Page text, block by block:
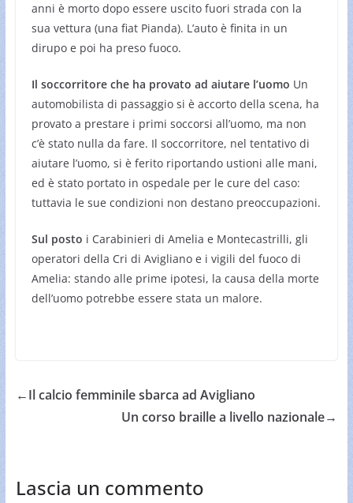
anni è morto dopo essere uscito fuori strada con la
sua vettura (una fiat Pianda). L’auto è finita in un
dirupo e poi ha preso fuoco.
Il soccorritore che ha provato ad aiutare l’uomo Un
automobilista di passaggio si è accorto della scena, ha
provato a prestare i primi soccorsi all’uomo, ma non
c’è stato nulla da fare. Il soccorritore, nel tentativo di
aiutare l’uomo, si è ferito riportando ustioni alle mani,
ed è stato portato in ospedale per le cure del caso:
tuttavia le sue condizioni non destano preoccupazioni.
Sul posto i Carabinieri di Amelia e Montecastrilli, gli
operatori della Cri di Avigliano e i vigili del fuoco di
Amelia: stando alle prime ipotesi, la causa della morte
dell’uomo potrebbe essere stata un malore.
←Il calcio femminile sbarca ad Avigliano
Un corso braille a livello nazionale→
Lascia un commento